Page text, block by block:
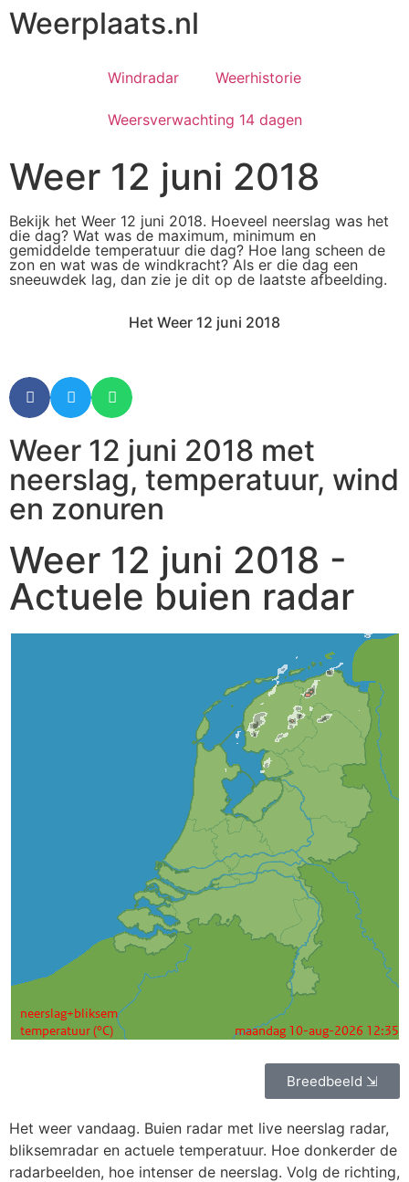
Weerplaats.nl
Windradar Weerhistorie
Weersverwachting 14 dagen
Weer 12 juni 2018
Bekijk het Weer 12 juni 2018. Hoeveel neerslag was het
die dag? Wat was de maximum, minimum en
gemiddelde temperatuur die dag? Hoe lang scheen de
zon en wat was de windkracht? Als er die dag een
sneeuwdek lag, dan zie je dit op de laatste afbeelding.
Het Weer 12 juni 2018
Weer 12 juni 2018 met
neerslag, temperatuur, wind
en zonuren
Weer 12 juni 2018 -
Actuele buien radar
Breedbeeld ⇲
Het weer vandaag. Buien radar met live neerslag radar,
bliksemradar en actuele temperatuur. Hoe donkerder de
radarbeelden, hoe intenser de neerslag. Volg de richting,